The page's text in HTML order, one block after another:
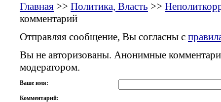
Главная >> Политика, Власть >>
комментарий
Отправляя сообщение, Вы согласны с
Вы не авторизованы. Анонимные
модератором.
Ваше имя:
Комментарий: